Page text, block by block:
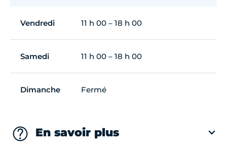
Vendredi 11 h 00 – 18 h 00
Samedi 11 h 00 – 18 h 00
Dimanche Fermé
En savoir plus